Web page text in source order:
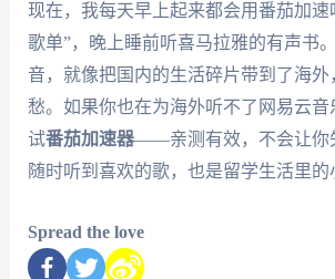
现在，我每天早上起来都会用番茄加速
歌单”，晚上睡前听喜马拉雅的有声书
音，就像把国内的生活碎片带到了海外
愁。如果你也在为海外听不了网易云
试番茄加速器——亲测有效，不会让你
随时听到喜欢的歌，也是留学生活里的
Spread the love